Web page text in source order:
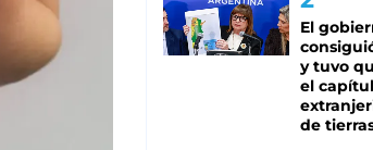
El
y tuvo
el
de